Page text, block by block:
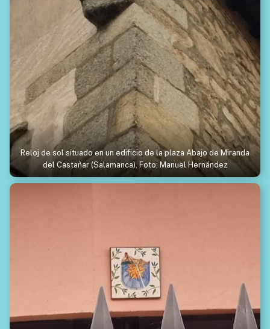
Reloj de sol situado en un edificio de la plaza Abajo de Miranda
del Castañar (Salamanca). Foto: Manuel Hernández